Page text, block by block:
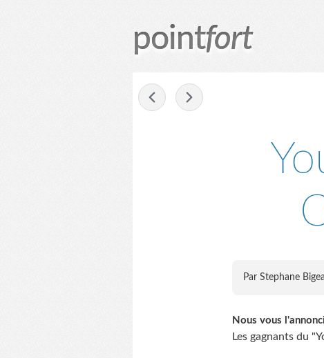
pointfort
Par Stephane
Nous vous
Les gagnants du